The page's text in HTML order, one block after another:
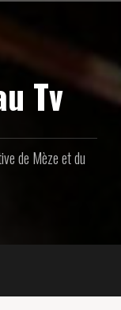
Tv
de Mèze et du